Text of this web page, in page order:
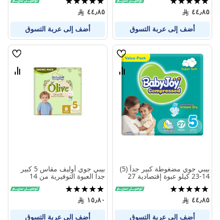
100%
٤٤٫٨٥
أضف إلى عربة التسوق
100%
٤٤٫٨٥
أضف إلى عربة التسوق
قائمة
قارن
بيبي جوي مضغوطة كبير جداً (5)
14-23 كيلو عبوة إقتصادية 27
حفاض
تقييم:
100%
٤٤٫٨٥
أضف إلى عربة التسوق
قائمة
قارن
بيبي جوي أوليف مقاس 5 كبير
جدا العبوة التوفيرية من 14
الى23 كيلو 8 حفاض
تقييم:
100%
١٥٫٨٠
أضف إلى عربة التسوق